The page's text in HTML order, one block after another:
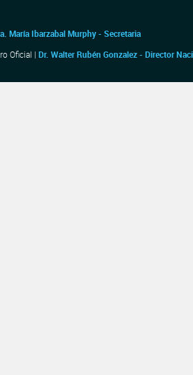
María Ibarzabal Murphy - Secretaria
Oficial | Dr. Walter Rubén Gonzalez - Director